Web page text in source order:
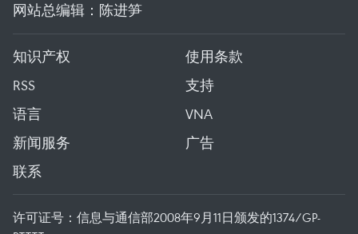
网站总编辑：陈进笋
知识产权
使用条款
RSS
支持
语言
VNA
新闻服务
广告
联系
许可证号：信息与通信部2008年9月11日颁发的1374/GP-